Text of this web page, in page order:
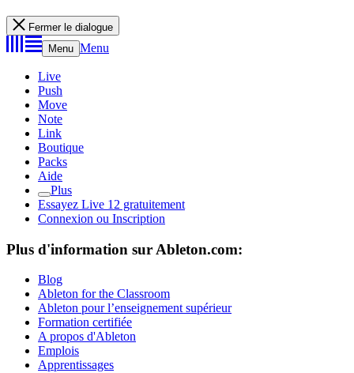
Fermer le dialogue
Menu Menu
Live
Push
Move
Note
Link
Boutique
Packs
Aide
Plus
Essayez Live 12 gratuitement
Connexion ou Inscription
Plus d'information sur Ableton.com:
Blog
Ableton for the Classroom
Ableton pour l’enseignement supérieur
Formation certifiée
A propos d'Ableton
Emplois
Apprentissages